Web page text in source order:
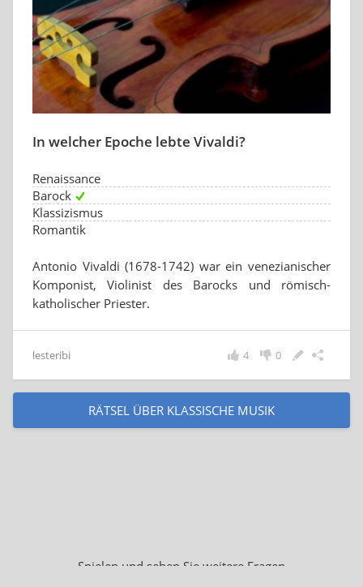
In welcher Epoche lebte Vivaldi?
Renaissance
Barock
Klassizismus
Romantik
Antonio Vivaldi (1678-1742) war ein venezianischer
Komponist, Violinist des Barocks und römisch-
katholischer Priester.
lesteribi 0
4
RÄTSEL ÜBER KLASSISCHE MUSIK
Spielen und sehen Sie weitere Fragen